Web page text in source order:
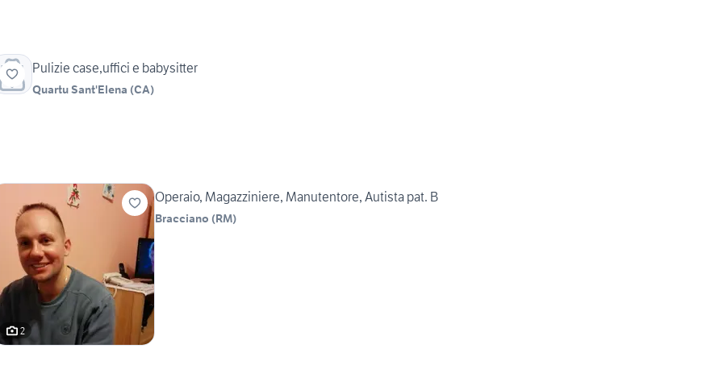
Pulizie case,uffici e babysitter
Quartu Sant'Elena (CA)
2
Operaio, Magazziniere, Manutentore, Autista pat. B
Bracciano (RM)